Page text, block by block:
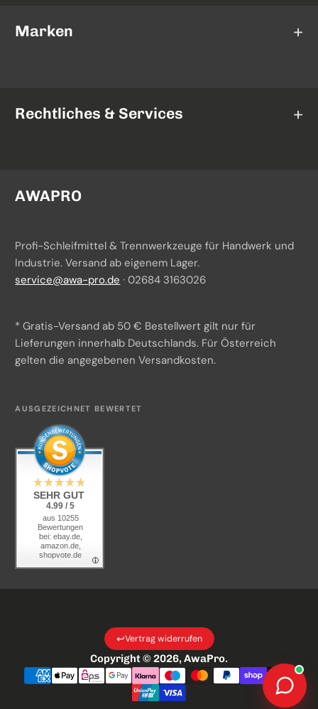
Trennscheiben
Schleifrollen
Marken
Mirka
TAF Abrasivi
Rechtliches & Services
Widerrufsrecht
Batteriegesetzhinweise
Impressum
Versand & Zahlung
Beschaffungsservice
KI-Transparenz
AWAPRO
Profi-Schleifmittel & Trennwerkzeuge für Handwerk und
Industrie. Versand ab eigenem Lager.
service@awa-pro.de · 02684 3163026
* Gratis-Versand ab 50 € Bestellwert gilt nur für
Lieferungen innerhalb Deutschlands. Für Österreich
gelten die angegebenen Versandkosten.
AUSGEZEICHNET BEWERTET
SEHR GUT
4.99 / 5
aus 10255
Bewertungen
bei: ebay.de,
amazon.de,
shopvote.de
Copyright © 2026, AwaPro.
↩Vertrag widerrufen
Zahlungsarten